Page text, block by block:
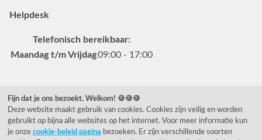
Helpdesk
Telefonisch bereikbaar:
Maandag t/m Vrijdag09:00 - 17:00
Veelgestelde vragen
0031 78 615 44 15
helpdesk@rietveldlicht.nl
Fijn dat je ons bezoekt. Welkom! 🍪🍪🍪
Deze website maakt gebruik van cookies. Cookies zijn veilig en worden
gebruikt op bijna alle websites op het internet. Voor meer informatie kun
je onze cookie-beleid pagina bezoeken. Er zijn verschillende soorten